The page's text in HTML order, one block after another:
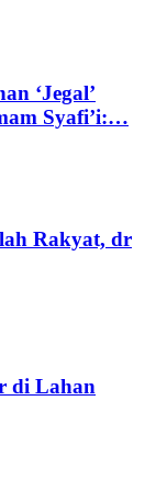
‘Jegal’
Syafi’i:…
Rakyat, dr
di Lahan